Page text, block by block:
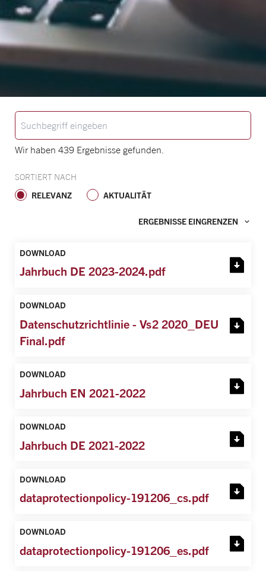
Wir haben 439 Ergebnisse gefunden.
SORTIERT NACH
RELEVANZ
AKTUALITÄT
ERGEBNISSE EINGRENZEN
DOWNLOAD
Jahrbuch DE 2023-2024.pdf
DOWNLOAD
Datenschutzrichtlinie - Vs2 2020_DEU
Final.pdf
DOWNLOAD
Jahrbuch EN 2021-2022
DOWNLOAD
Jahrbuch DE 2021-2022
DOWNLOAD
dataprotectionpolicy-191206_cs.pdf
DOWNLOAD
dataprotectionpolicy-191206_es.pdf